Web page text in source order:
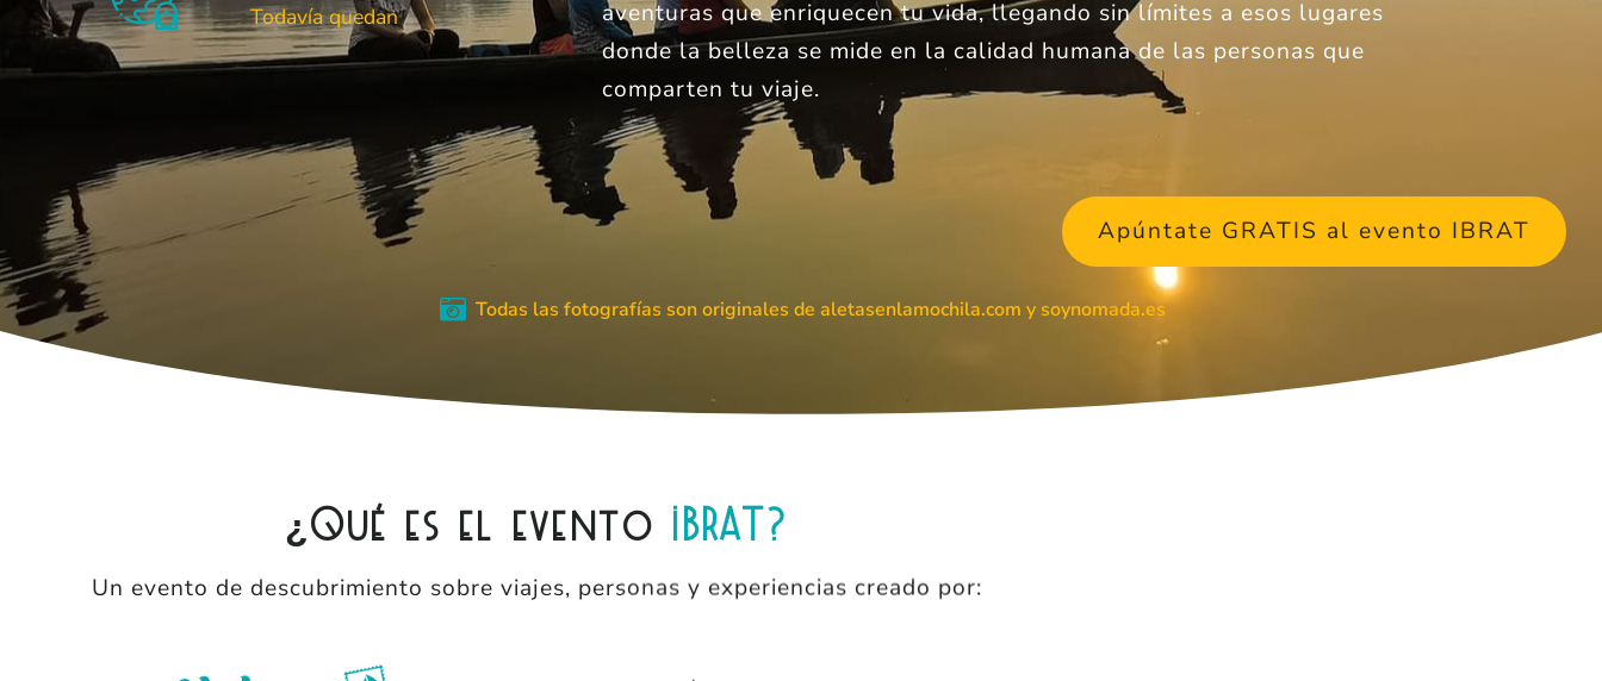
Todavía quedan
aventuras que enriquecen tu vida, llegando sin límites a esos lugares
donde la belleza se mide en la calidad humana de las personas que
comparten tu viaje.
Apúntate GRATIS al evento IBRAT
Todas las fotografías son originales de aletasenlamochila.com y soynomada.es
¿Qué es el evento IBRAT?
Un evento de descubrimiento sobre viajes, personas y experiencias creado por: